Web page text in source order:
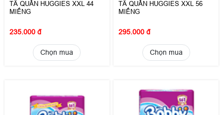
TÃ QUẦN HUGGIES XXL 44
MIẾNG
235.000 đ
Chọn mua
TÃ QUẦN HUGGIES XXL 56
MIẾNG
295.000 đ
Chọn mua